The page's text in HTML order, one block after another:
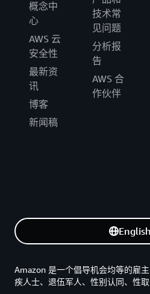
概念中
心
AWS 云
安全性
最新资
讯
博客
新闻稿
技术常
见问题
分析报
告
AWS 合
作伙伴
English
Amazon 是一个倡导机会均等的雇
疾人士、退伍军人、性别认同、性取